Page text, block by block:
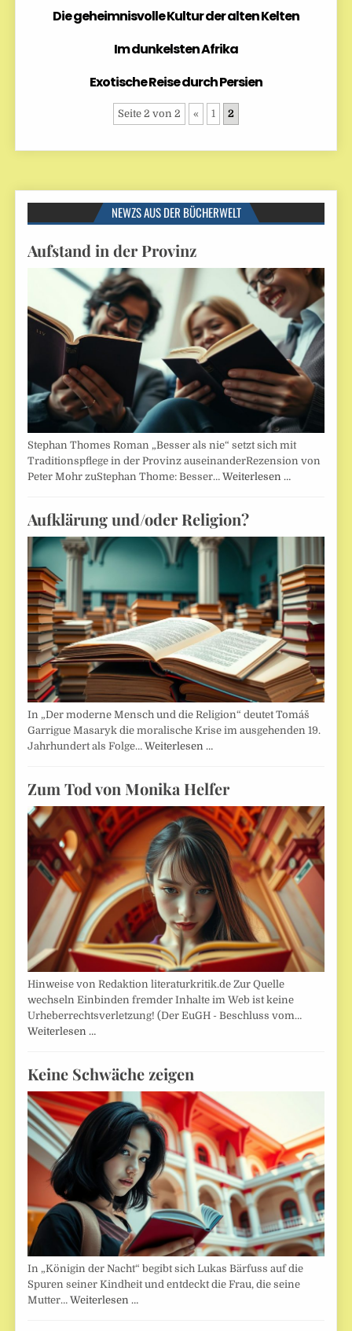
Die geheimnisvolle Kultur der alten Kelten
Im dunkelsten Afrika
Exotische Reise durch Persien
Seite 2 von 2 « 1 2
NEWZS AUS DER BÜCHERWELT
Aufstand in der Provinz
Stephan Thomes Roman „Besser als nie“ setzt sich mit
Traditionspflege in der Provinz auseinanderRezension von
Peter Mohr zuStephan Thome: Besser…Weiterlesen …
Aufklärung und/oder Religion?
In „Der moderne Mensch und die Religion“ deutet Tomáš
Garrigue Masaryk die moralische Krise im ausgehenden 19.
Jahrhundert als Folge…Weiterlesen …
Zum Tod von Monika Helfer
Hinweise von Redaktion literaturkritik.de Zur Quelle
wechseln Einbinden fremder Inhalte im Web ist keine
Urheberrechtsverletzung! (Der EuGH - Beschluss vom…
Weiterlesen …
Keine Schwäche zeigen
In „Königin der Nacht“ begibt sich Lukas Bärfuss auf die
Spuren seiner Kindheit und entdeckt die Frau, die seine
Mutter…Weiterlesen …